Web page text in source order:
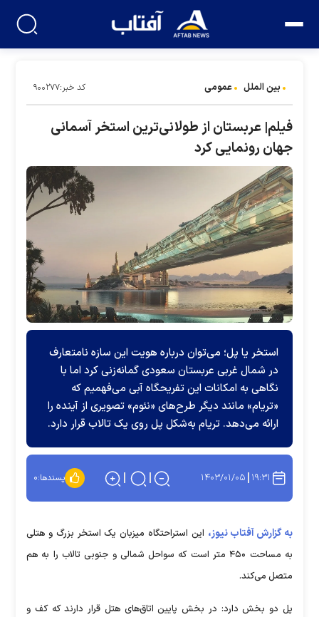
بین الملل عمومی کد خبر:۹۰۰۲۷۷
فیلم| عربستان از طولانی‌ترین استخر آسمانی
جهان رونمایی کرد
استخر یا پل؛ می‌توان درباره هویت این سازه نامتعارف
در شمال غربی عربستان سعودی گمانه‌زنی کرد اما با
نگاهی به امکانات این تفریحگاه آبی می‌فهمیم که
«تریام» مانند دیگر طرح‌های «نئوم» تصویری از آینده را
ارائه می‌دهد. تریام به‌شکل پل روی یک تالاب قرار دارد.
۱۹:۳۱ ۱۴۰۳/۰۱/۰۵ پسندها:۰
به گزارش آفتاب نیوز، این استراحتگاه میزبان یک استخر بزرگ و هتلی
به مساحت ۴۵۰ متر است که سواحل شمالی و جنوبی تالاب را به هم
متصل می‌کند.
پل دو بخش دارد: در بخش‌ پایین اتاق‌های هتل قرار دارند که کف و